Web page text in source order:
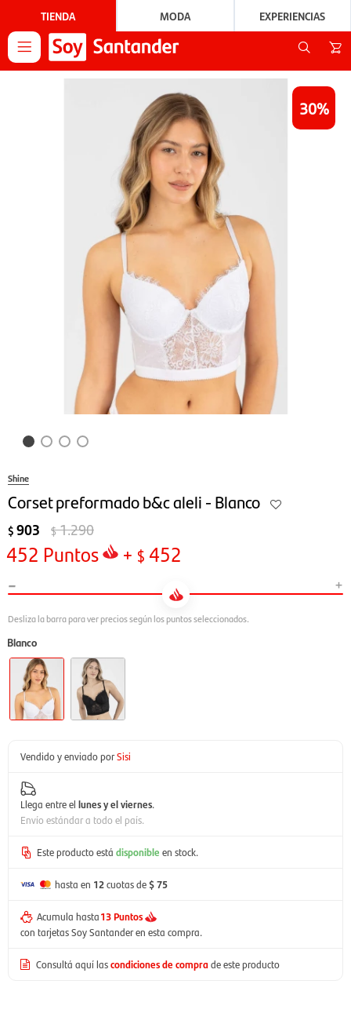
TIENDA MODA EXPERIENCIAS

30
Shine
Corset preformado b&c aleli - Blanco
$ 903 $1.290
452 Puntos + $ 452
- +
Blanco
Vendido y enviado porSisi
Llega entre el lunes y el viernes.
Envío estándar a todo el país.
Este producto está disponible en stock.
hasta en 12cuotas de$ 75
Acumula hasta13 Puntos
con tarjetas Soy Santander en esta compra.
Consultá aquí lascondiciones de comprade este producto